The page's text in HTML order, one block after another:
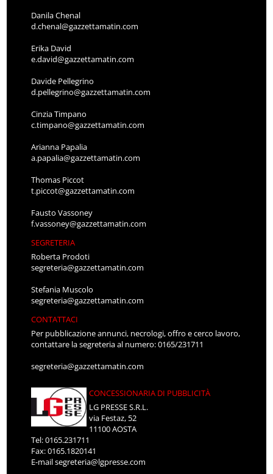
Danila Chenal
d.chenal@gazzettamatin.com
Erika David
e.david@gazzettamatin.com
Davide Pellegrino
d.pellegrino@gazzettamatin.com
Cinzia Timpano
c.timpano@gazzettamatin.com
Arianna Papalia
a.papalia@gazzettamatin.com
Thomas Piccot
t.piccot@gazzettamatin.com
Fausto Vassoney
f.vassoney@gazzettamatin.com
SEGRETERIA
Roberta Prodoti
segreteria@gazzettamatin.com
Stefania Muscolo
segreteria@gazzettamatin.com
CONTATTACI
Per pubblicazione annunci, necrologi, offro e cerco lavoro,
contattare la segreteria al numero: 0165/231711
segreteria@gazzettamatin.com
CONCESSIONARIA DI PUBBLICITÀ
LG PRESSE S.R.L.
via Festaz, 52
11100 AOSTA
Tel: 0165.231711
Fax: 0165.1820141
E-mailsegreteria@lgpresse.com